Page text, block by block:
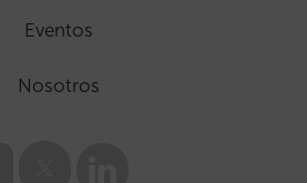
Eventos
Nosotros